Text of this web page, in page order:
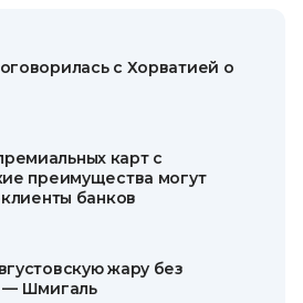
с Хорватией о
карт с
преимущества могут
банков
жару без
— Шмигаль